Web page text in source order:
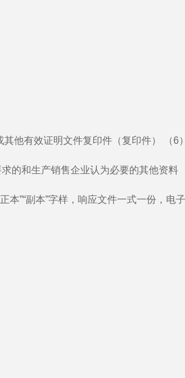
他有效证明文件复印件（复印件） （6
的和生产销售企业认为必要的其他资料
”“副本”字样，响应文件一式一份，电子